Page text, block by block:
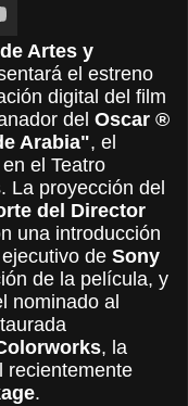
Artes y
el estreno
digital del film
del Oscar ®
Arabia", el
el Teatro
La proyección del
del Director
una introducción
de Sony
de la película, y
nominado al
, la
recientemente
.